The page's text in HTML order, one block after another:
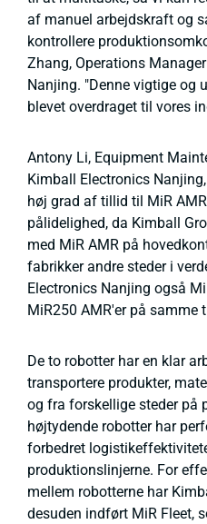
af manuel arbejdskraft og
kontrollere
Zhang, Operations
Nanjing. "Denne vigtige og
blevet overdraget til vores
Antony Li, Equipment
Kimball Electronics
høj grad af tillid til MiR
pålidelighed, da Kimball
med MiR AMR på
fabrikker andre steder i
Electronics Nanjing også
MiR250 AMR'er på samme
De to robotter har en klar
transportere produkter,
og fra forskellige steder på
højtydende robotter har
forbedret
produktionslinjerne. For
mellem robotterne har
desuden indført MiR Fleet,